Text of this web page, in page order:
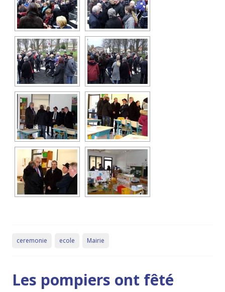
ceremonie ecole Mairie
Les pompiers ont fêté